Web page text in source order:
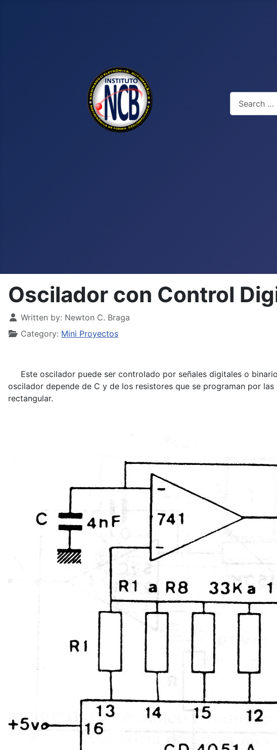
Oscilador con Control
Details
Written by: Newton C. Braga
Category: Mini Proyectos
Este oscilador puede ser controlado por señales digitales o
oscilador depende de C y de los resistores que se programan por
rectangular.